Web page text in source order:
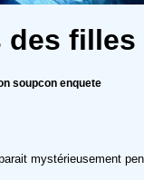
soupcon enquete
mystérieusement